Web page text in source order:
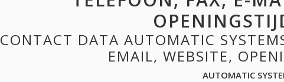
CONTACT DATA AUTOMATIC
EMAIL, WEBSITE,
AUTOMATIC